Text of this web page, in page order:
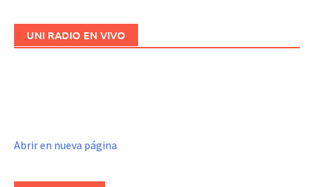
UNI RADIO EN VIVO
Abrir en nueva página